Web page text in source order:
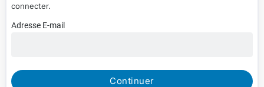
connecter.
Adresse E-mail
Continuer